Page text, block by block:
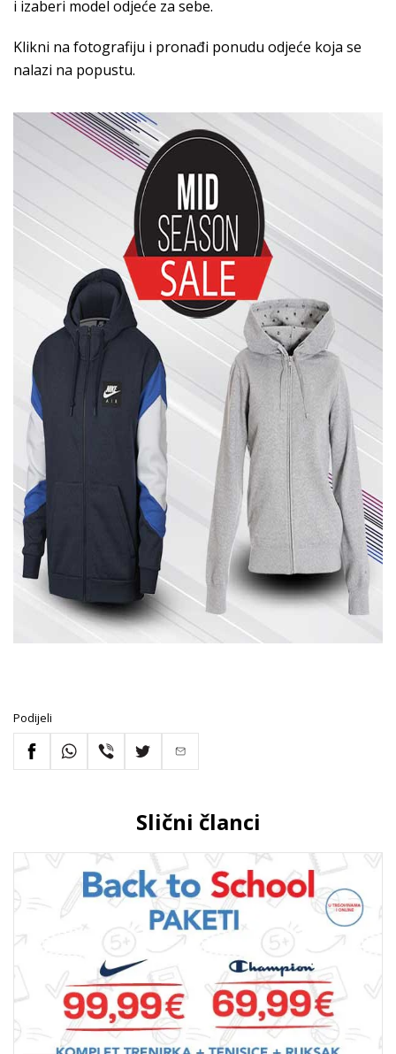
i izaberi model odjeće za sebe.
Klikni na fotografiju i pronađi ponudu odjeće koja se
nalazi na popustu.
Podijeli
Slični članci